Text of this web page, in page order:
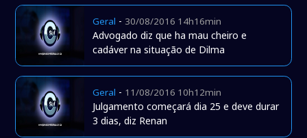
Geral - 30/08/2016 14h16min
Advogado diz que ha mau cheiro e
cadáver na situação de Dilma
Geral - 11/08/2016 10h12min
Julgamento começará dia 25 e deve durar
3 dias, diz Renan